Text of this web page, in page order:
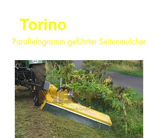
Torino
Parallelogramm geführter Seitenmulcher